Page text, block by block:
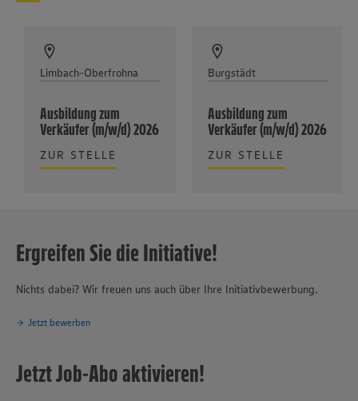
Limbach-Oberfrohna
Ausbildung zum
Verkäufer (m/w/d) 2026
ZUR STELLE
Burgstädt
Ausbildung zum
Verkäufer (m/w/d) 2026
ZUR STELLE
Ergreifen Sie die Initiative!
Nichts dabei? Wir freuen uns auch über Ihre Initiativbewerbung.
Jetzt bewerben
Jetzt Job-Abo aktivieren!